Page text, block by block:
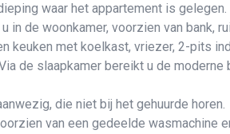
waar het appartement is gelegen.
in de woonkamer, voorzien van bank,
keuken met koelkast, vriezer, 2-pits
de slaapkamer bereikt u de
die niet bij het gehuurde horen.
van een gedeelde wasmachine